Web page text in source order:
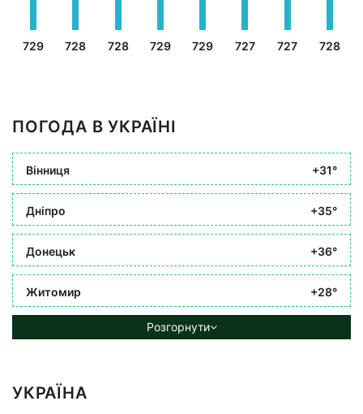
729 728 728 729 729 727 727 728
ПОГОДА В УКРАЇНІ
Вінниця +31°
Дніпро +35°
Донецьк +36°
Житомир +28°
Розгорнути
УКРАЇНА